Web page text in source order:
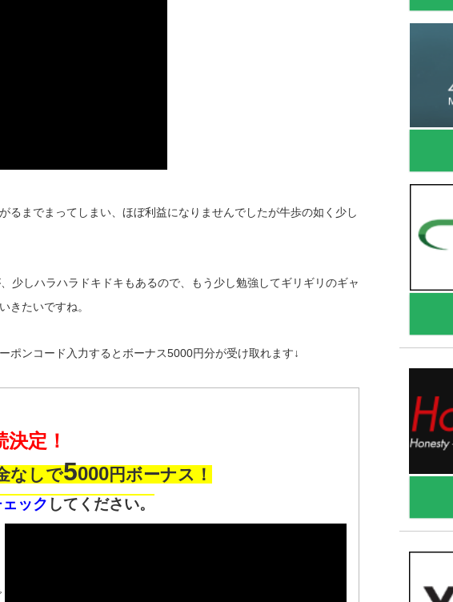
るまでまってしまい、ほぼ利益になりませんでしたが牛歩の如く少し
少しハラハラドキドキもあるので、もう少し勉強してギリギリのギャ
きたいですね。
ポンコード入力するとボーナス5000円分が受け取れます↓
定！
なしで5000円ボーナス！
ック してください。